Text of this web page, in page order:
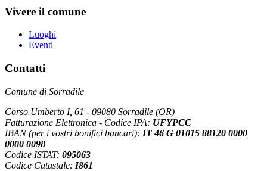
Vivere il comune
Luoghi
Eventi
Contatti
Comune di Sorradile
Corso Umberto I, 61 - 09080 Sorradile (OR)
Fatturazione Elettronica - Codice IPA: UFYPCC
IBAN (per i vostri bonifici bancari): IT 46 G 01015 88120 0000
0000 0098
Codice ISTAT: 095063
Codice Catastale: I861